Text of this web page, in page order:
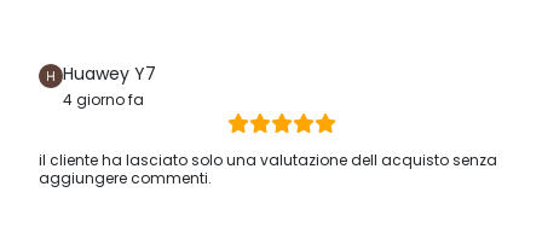
Huawey Y7
4 giorno fa
il cliente ha lasciato solo una valutazione dell acquisto senza
aggiungere commenti.